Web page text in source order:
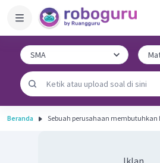
Beranda Sebuah perusahaan membutuhkan
Iklan